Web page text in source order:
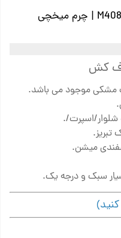
مشکی موجود می باشد.
شلوار/اسپرت/.
تبریز.
میشن.